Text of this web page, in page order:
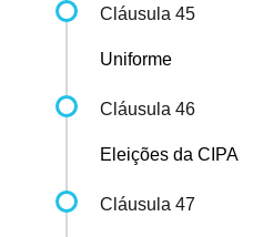
Cláusula 45
Uniforme
Cláusula 46
Eleições da CIPA
Cláusula 47